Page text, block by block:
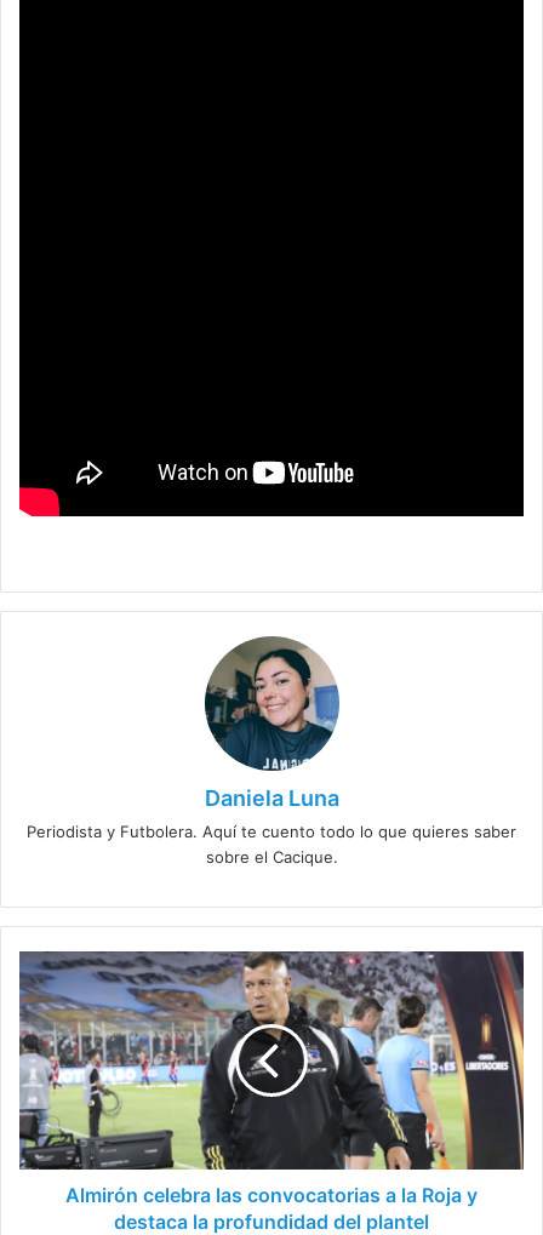
Daniela Luna
Periodista y Futbolera. Aquí te cuento todo lo que quieres saber
sobre el Cacique.
Almirón
celebra
las
convocatorias
la
Roja
y
destaca
Almirón celebra las convocatorias a la Roja y
destaca la profundidad del plantel